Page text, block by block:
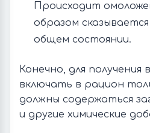
Происходит
образом
общем состоянии.
Конечно, для
включать в рацион
должны содержаться
и другие химические